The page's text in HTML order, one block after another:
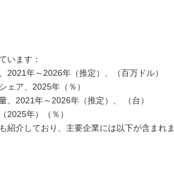
います：
年～2026年（推定）、（百万ドル）
ェア、2025年（％）
、2021年～2026年（推定）、 （台）
2025年）（％）
紹介しており、主要企業には以下が含まれま